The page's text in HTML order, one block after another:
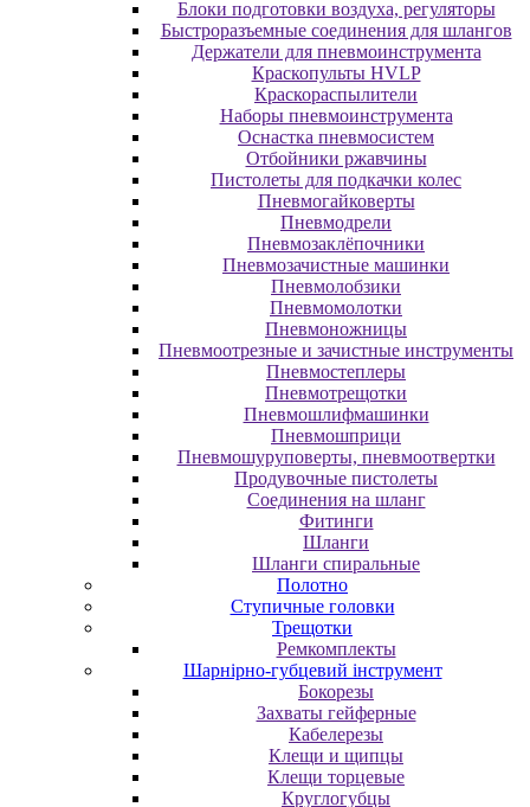
Блоки подготовки воздуха, регуляторы
Быстроразъемные соединения для шлангов
Держатели для пневмоинструмента
Краскопульты HVLP
Краскораспылители
Наборы пневмоинструмента
Оснастка пневмосистем
Отбойники ржавчины
Пистолеты для подкачки колес
Пневмогайковерты
Пневмодрели
Пневмозаклёпочники
Пневмозачистные машинки
Пневмолобзики
Пневмомолотки
Пневмоножницы
Пневмоотрезные и зачистные инструменты
Пневмостеплеры
Пневмотрещотки
Пневмошлифмашинки
Пневмошприци
Пневмошуруповерты, пневмоотвертки
Продувочные пистолеты
Соединения на шланг
Фитинги
Шланги
Шланги спиральные
Полотно
Ступичные головки
Трещотки
Ремкомплекты
Шарнірно-губцевий інструмент
Бокорезы
Захваты гейферные
Кабелерезы
Клещи и щипцы
Клещи торцевые
Круглогубцы